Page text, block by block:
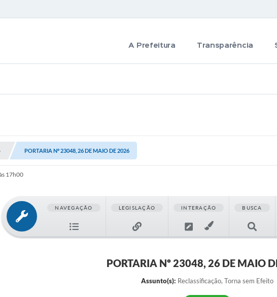
A Prefeitura Transparência
PORTARIA Nº 23048, 26 DE MAIO DE 2026
17h00
NAVEGAÇÃO LEGISLAÇÃO INTERAÇÃO BUSCA
PORTARIA Nº 23048, 26 DE MAIO
Assunto(s): Reclassificação, Torna sem Efeito